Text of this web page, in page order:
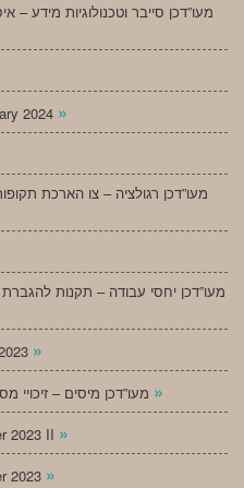
מעו”דכן סייבר וטכנולוגיות מידע –
2024 »
מעו”דכן יחסי עבודה – תקנות להגברת
»
»
2023 II »
2023 »